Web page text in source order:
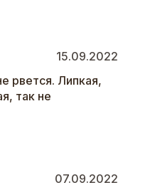
15.09.2022
рвется. Липкая,
так не
07.09.2022